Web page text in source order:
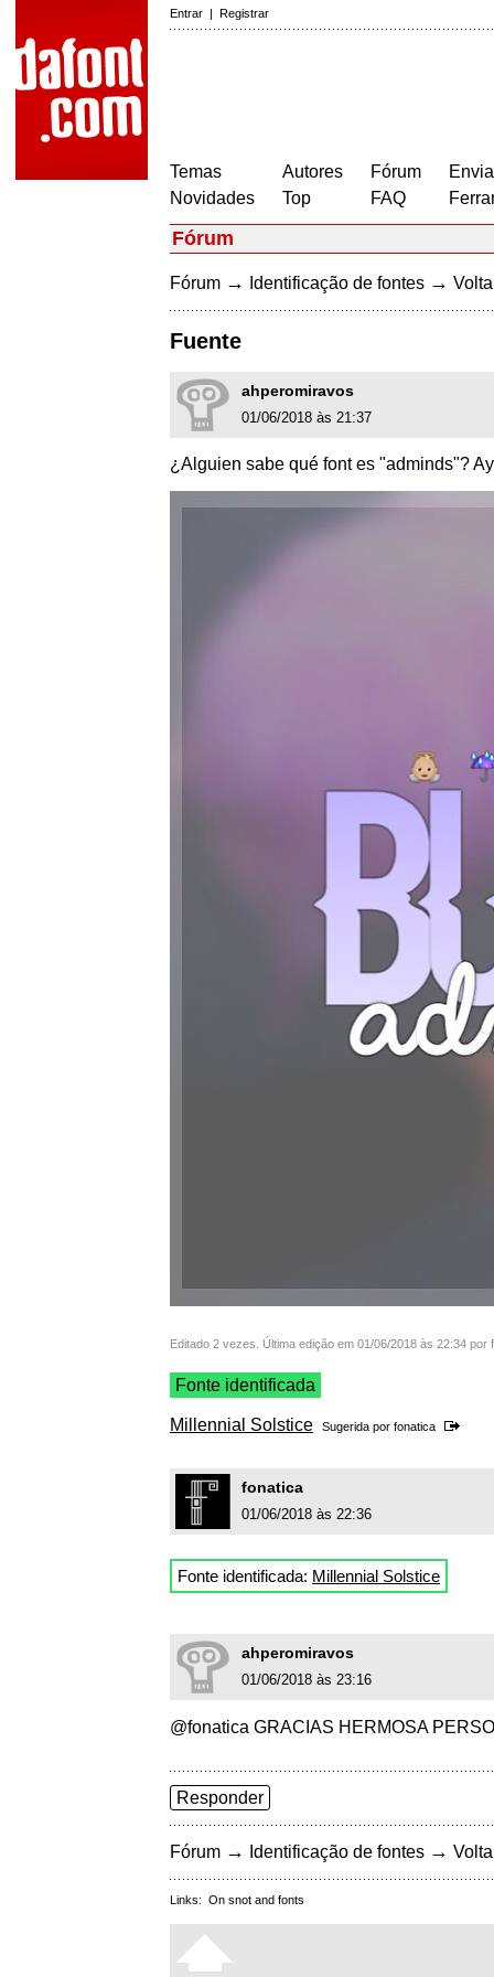
Entrar | Registrar
Temas
Novidades
Autores
Top
Fórum
FAQ
Fórum
Fórum → Identificação de fontes →
Fuente
ahperomiravos
01/06/2018 às 21:37
¿Alguien sabe qué font es "adminds"?
Editado 2 vezes. Última edição em 01/06/2018 às 22:34 por
Fonte identificada
Millennial Solstice Sugerida por fonatica
fonatica
01/06/2018 às 22:36
Fonte identificada: Millennial Solstice
ahperomiravos
01/06/2018 às 23:16
@fonatica GRACIAS HERMOSA
Responder
Fórum → Identificação de fontes →
Links: On snot and fonts